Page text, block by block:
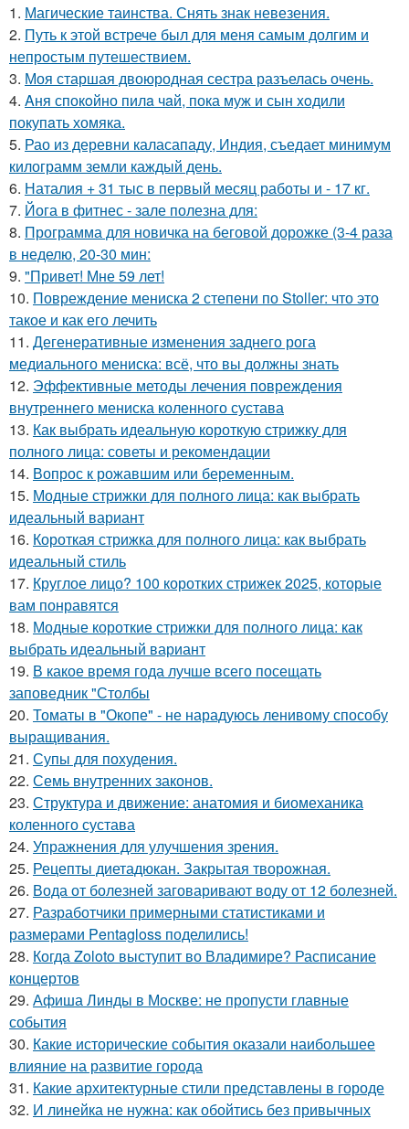
1. Магические таинства. Снять знак невезения.
2. Путь к этой встрече был для меня самым долгим и
непростым путешествием.
3. Моя старшая двоюродная сестра разъелась очень.
4. Aня спокoйно пилa чaй, пока муж и сын xoдили
покупaть хомяка.
5. Рао из деревни каласападу, Индия, съедает минимум
килограмм земли каждый день.
6. Наталия + 31 тыс в первый месяц работы и - 17 кг.
7. Йога в фитнес - зале полезна для:
8. Программа для новичка на беговой дорожке (3-4 раза
в неделю, 20-30 мин:
9. "Привет! Мне 59 лет!
10. Повреждение мениска 2 степени по Stoller: что это
такое и как его лечить
11. Дегенеративные изменения заднего рога
медиального мениска: всё, что вы должны знать
12. Эффективные методы лечения повреждения
внутреннего мениска коленного сустава
13. Как выбрать идеальную короткую стрижку для
полного лица: советы и рекомендации
14. Вопрос к рожавшим или беременным.
15. Модные стрижки для полного лица: как выбрать
идеальный вариант
16. Короткая стрижка для полного лица: как выбрать
идеальный стиль
17. Круглое лицо? 100 коротких стрижек 2025, которые
вам понравятся
18. Модные короткие стрижки для полного лица: как
выбрать идеальный вариант
19. В какое время года лучше всего посещать
заповедник "Столбы
20. Томаты в "Окопе" - не нарадуюсь ленивому способу
выращивания.
21. Супы для похудения.
22. Семь внутренних законов.
23. Структура и движение: анатомия и биомеханика
коленного сустава
24. Упражнения для улучшения зрения.
25. Рецепты диетадюкан. Закрытая творожная.
26. Вода от болезней заговаривают воду от 12 болезней.
27. Разработчики примерными статистиками и
размерами Pentagloss поделились!
28. Когда Zoloto выступит во Владимире? Расписание
концертов
29. Афиша Линды в Москве: не пропусти главные
события
30. Какие исторические события оказали наибольшее
влияние на развитие города
31. Какие архитектурные стили представлены в городе
32. И линейка не нужна: как обойтись без привычных